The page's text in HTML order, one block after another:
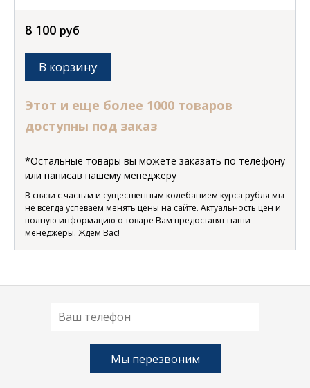
8 100 руб
В корзину
Этот и еще более 1000 товаров
доступны под заказ
*Остальные товары вы можете заказать по телефону
или написав нашему менеджеру
В связи с частым и существенным колебанием курса рубля мы
не всегда успеваем менять цены на сайте. Актуальность цен и
полную информацию о товаре Вам предоставят наши
менеджеры. Ждём Вас!